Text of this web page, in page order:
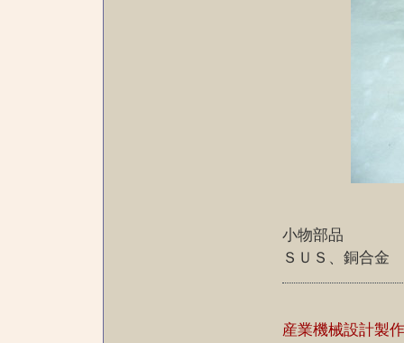
小物部品
ＳＵＳ、銅合金
産業機械設計製